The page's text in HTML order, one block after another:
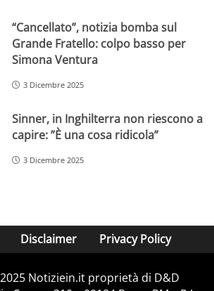
“Cancellato”, notizia bomba sul
Grande Fratello: colpo basso per
Simona Ventura
3 Dicembre 2025
Sinner, in Inghilterra non riescono a
capire: ”È una cosa ridicola”
3 Dicembre 2025
Disclaimer Privacy Policy
Notiziein.it proprietà di D&D